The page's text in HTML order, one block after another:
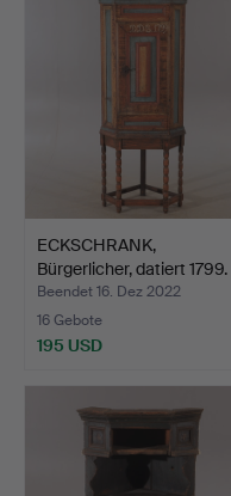
ECKSCHRANK,
Bürgerlicher, datiert 1799.
Beendet 16. Dez 2022
16 Gebote
195 USD